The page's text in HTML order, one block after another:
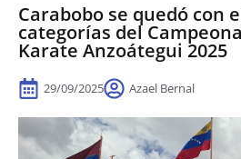
Carabobo se quedó con
categorías del
Karate Anzoátegui 2025
29/09/2025 Azael Bernal